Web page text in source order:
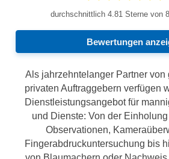
durchschnittlich 4.81 Sterne von
Bewertungen
Als jahrzehntelanger Partner von
privaten Auftraggebern verfügen
Dienstleistungsangebot für
und Dienste: Von der
Observationen,
Fingerabdruckuntersuchung bis